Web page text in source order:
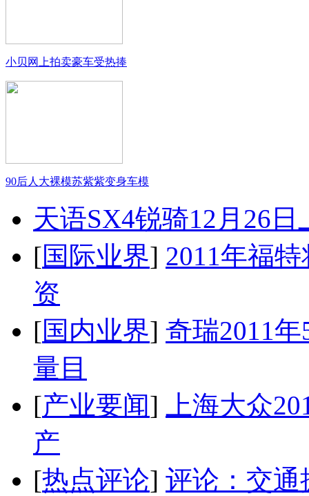
小贝网上拍卖豪车受热捧
90后人大裸模苏紫紫变身车模
天语SX4锐骑12月26
[国际业界] 2011年福
资
[国内业界] 奇瑞2011
量目
[产业要闻]
上海大众
产
[热点评论] 评论：交通